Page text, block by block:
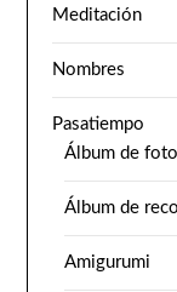
Meditación
Nombres
Pasatiempo
Álbum de
Álbum de
Amigurumi